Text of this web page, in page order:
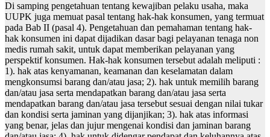
Di samping pengetahuan tentang kewajiban pelaku usaha, maka
UUPK juga memuat pasal tentang hak-hak konsumen, yang termuat
pada Bab II (pasal 4). Pengetahuan dan pemahaman tentang hak-
hak konsumen ini dapat dijadikan dasar bagi pelayanan tenaga non
medis rumah sakit, untuk dapat memberikan pelayanan yang
perspektif konsumen. Hak-hak konsumen tersebut adalah meliputi :
1). hak atas kenyamanan, keamanan dan keselamatan dalam
mengkonsumsi barang dan/atau jasa; 2). hak untuk memilih barang
dan/atau jasa serta mendapatkan barang dan/atau jasa serta
mendapatkan barang dan/atau jasa tersebut sesuai dengan nilai tukar
dan kondisi serta jaminan yang dijanjikan; 3). hak atas informasi
yang benar, jelas dan jujur mengenai kondisi dan jaminan barang